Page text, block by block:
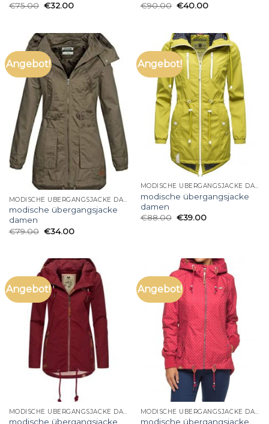
€75.00 €32.00
€90.00 €40.00
Angebot!
modische übergangsjacke
damen
€79.00 €34.00
Angebot!
MODISCHE ÜBERGANGSJACKE DAMEN
modische übergangsjacke
damen
€88.00 €39.00
Angebot!
MODISCHE ÜBERGANGSJACKE DAMEN
modische übergangsjacke
Angebot!
MODISCHE ÜBERGANGSJACKE DAMEN
modische übergangsjacke